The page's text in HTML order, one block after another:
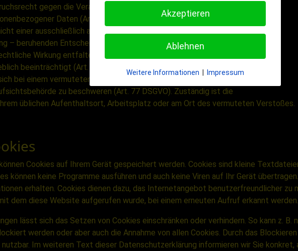
gegen die Verarbeitung
Daten (Art. 21 DSGVO),
einer ausschließlich auf einer automatisierten Verarbeitung
– beruhenden Entscheidung unterworfen zu werden,
Wirkung entfaltet oder sie
beeinträchtigt (Art. 22 DSGVO),
bei einem vermuteten Verstoß gegen das Datenschutzrecht
zu beschweren (Art. 77 DSGVO). Zuständig ist die
üblichen Aufenthaltsort, Arbeitsplatz oder am Ort des vermuteten Verstoßes.
Cookies auf Ihrem Gerät gespeichert werden. Cookies sind kleine
können keine Programme ausführen und auch keine Viren auf Ihr Gerät
erhalten. Cookies dienen dazu, das Internetangebot benutzerfreundlicher zu
dem diese Website aufgerufen wurde, bei einem erneuten Aufruf erkannt werden.
lässt sich das Setzen von Cookies einschränken oder verhindern. So kann z. B.
werden oder aber auch die Annahme von allen Cookies. Durch das
Im weiteren Text dieser Datenschutzerklärung informieren wir Sie
Akzeptieren
Ablehnen
Weitere Informationen Impressum